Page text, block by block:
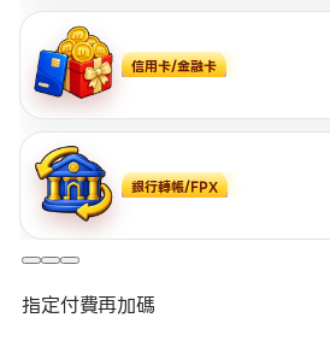
信用卡/金融卡
銀行轉帳/FPX
指定付費再加碼